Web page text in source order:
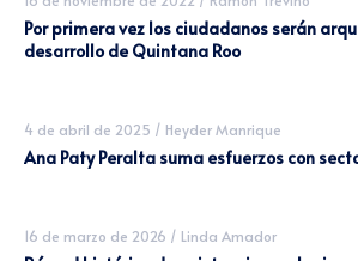
Por primera vez los ciudadanos serán
desarrollo de Quintana Roo
4 de abril de 2025 / Heyder Manrique
Ana Paty Peralta suma esfuerzos con
16 de marzo de 2026 / Linda Amador